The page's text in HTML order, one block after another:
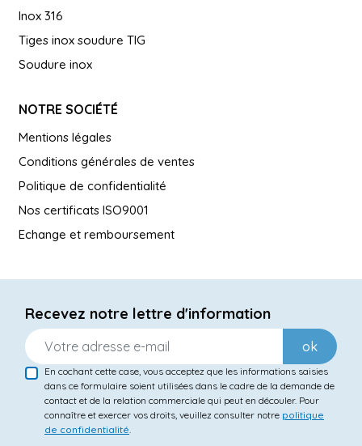
Inox 316
Tiges inox soudure TIG
Soudure inox
NOTRE SOCIÉTÉ
Mentions légales
Conditions générales de ventes
Politique de confidentialité
Nos certificats ISO9001
Echange et remboursement
Recevez notre lettre d'information
ok
En cochant cette case, vous acceptez que les informations saisies
dans ce formulaire soient utilisées dans le cadre de la demande de
contact et de la relation commerciale qui peut en découler. Pour
connaître et exercer vos droits, veuillez consulter notre politique
de confidentialité.